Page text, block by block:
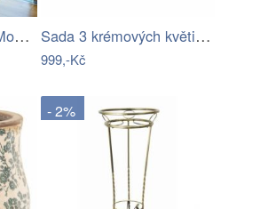
Designový květináč Monumo VALENCIA Sada 3 krémových květináčů na bylinky…
999,-Kč
- 2%